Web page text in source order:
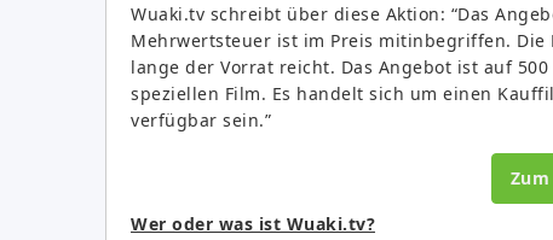
Wuaki.tv schreibt über diese Aktion: “Das
Mehrwertsteuer ist im Preis mitinbegriffen.
lange der Vorrat reicht. Das Angebot ist auf
speziellen Film. Es handelt sich um einen
verfügbar sein.”
Wer oder was ist Wuaki.tv?